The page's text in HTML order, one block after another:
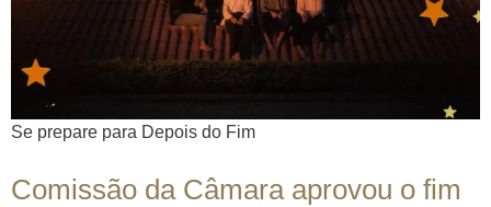
Se prepare para Depois do Fim
Comissão da Câmara aprovou o fim